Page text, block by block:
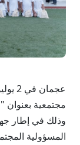
مجتمعية بعنوان
وذلك في إطار
المسؤولية